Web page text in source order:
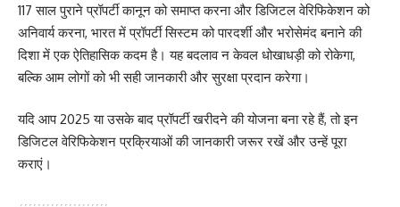
117 साल पुराने प्रॉपर्टी कानून को समाप्त करना और डिजिटल वेरिफिकेशन को
अनिवार्य करना, भारत में प्रॉपर्टी सिस्टम को पारदर्शी और भरोसेमंद बनाने की
दिशा में एक ऐतिहासिक कदम है। यह बदलाव न केवल धोखाधड़ी को रोकेगा,
बल्कि आम लोगों को भी सही जानकारी और सुरक्षा प्रदान करेगा।
यदि आप 2025 या उसके बाद प्रॉपर्टी खरीदने की योजना बना रहे हैं, तो इन
डिजिटल वेरिफिकेशन प्रक्रियाओं की जानकारी जरूर रखें और उन्हें पूरा
कराएं।